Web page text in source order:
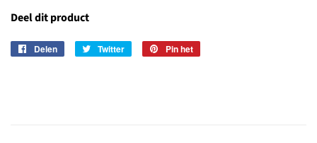
Deel dit product
Delen
Delen
Twitter
Twitteren Pin het